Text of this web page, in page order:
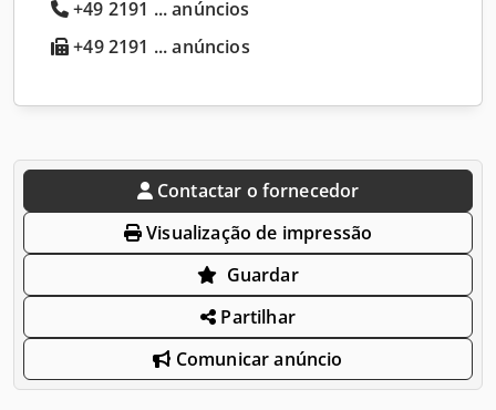
+49 2191 ... anúncios
+49 2191 ... anúncios
Contactar o fornecedor
Visualização de impressão
Guardar
Partilhar
Comunicar anúncio